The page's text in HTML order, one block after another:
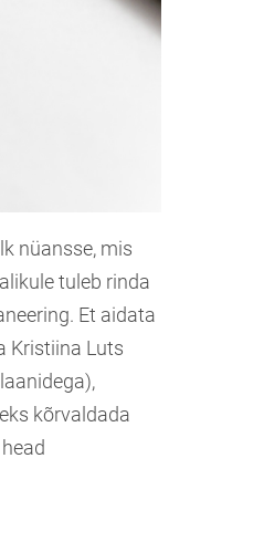
nüansse, mis
tuleb rinda
Et aidata
Kristiina Luts
kõrvaldada